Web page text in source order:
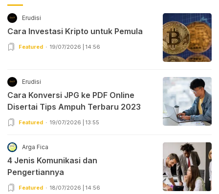
Erudisi
Cara Investasi Kripto untuk Pemula
Featured 19/07/2026 | 14:56
Erudisi
Cara Konversi JPG ke PDF Online
Disertai Tips Ampuh Terbaru 2023
Featured 19/07/2026 | 13:55
Arga Fica
4 Jenis Komunikasi dan
Pengertiannya
Featured 18/07/2026 | 14:56